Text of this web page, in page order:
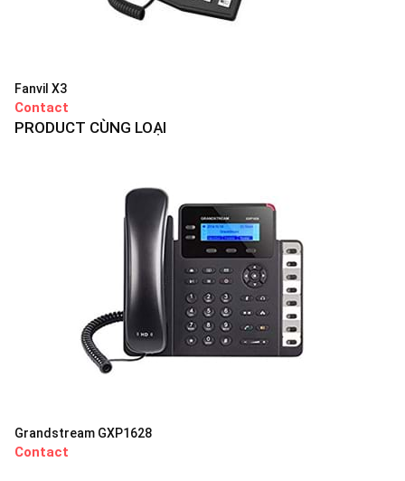
Fanvil X3
Contact
PRODUCT CÙNG LOẠI
Grandstream GXP1628
Contact